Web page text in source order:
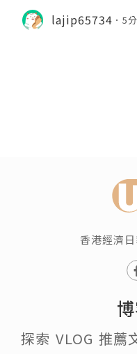
lajip65734 5
香港經濟
探索 VLOG 推薦